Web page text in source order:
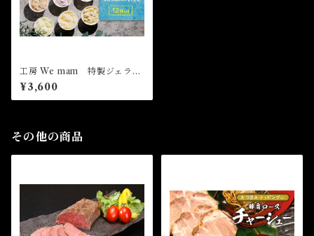
工房 We mam 特製ジェラー
ト 12個 セット
¥3,600
その他の商品